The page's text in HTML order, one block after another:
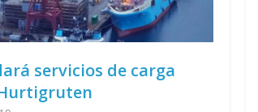
servicios de carga